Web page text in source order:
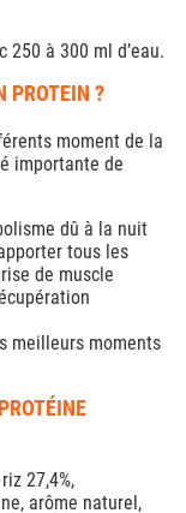
250 à 300 ml d’eau.
PROTEIN ?
moment de la
importante de
dû à la nuit
tous les
de muscle
meilleurs moments
27,4%,
arôme naturel,